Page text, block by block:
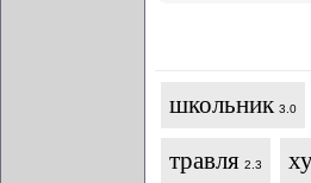
школьник 3.0
травля 2.3